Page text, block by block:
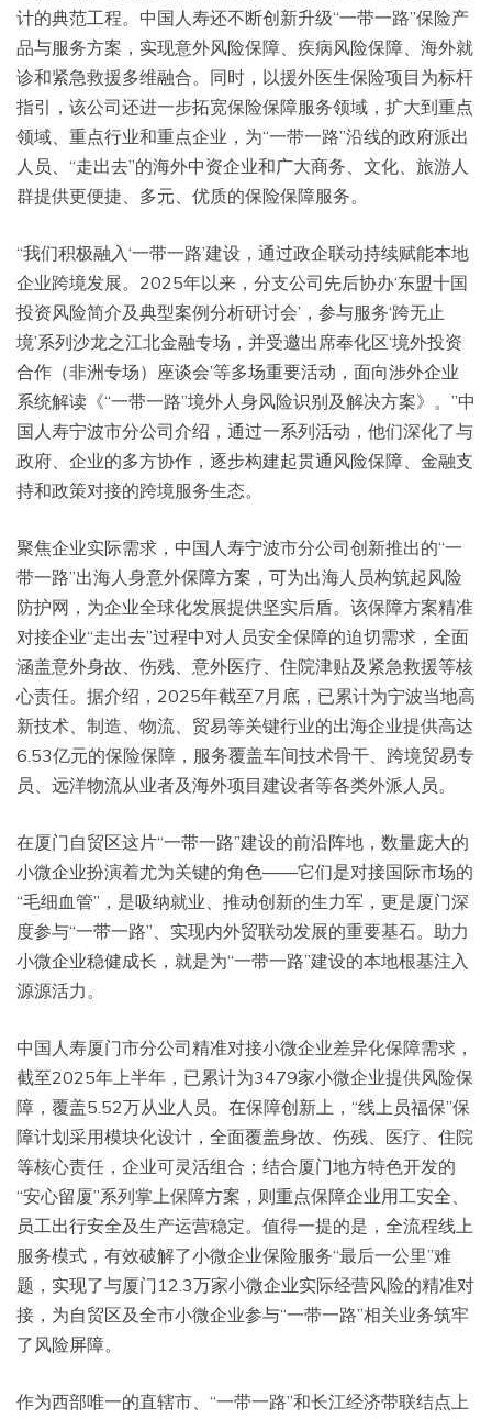
计的典范工程。中国人寿还不断创新升级“一带一路”保险产
品与服务方案，实现意外风险保障、疾病风险保障、海外就
诊和紧急救援多维融合。同时，以援外医生保险项目为标杆
指引，该公司还进一步拓宽保险保障服务领域，扩大到重点
领域、重点行业和重点企业，为“一带一路”沿线的政府派出
人员、“走出去”的海外中资企业和广大商务、文化、旅游人
群提供更便捷、多元、优质的保险保障服务。
“我们积极融入‘一带一路’建设，通过政企联动持续赋能本地
企业跨境发展。2025年以来，分支公司先后协办‘东盟十国
投资风险简介及典型案例分析研讨会’，参与服务‘跨无止
境’系列沙龙之江北金融专场，并受邀出席奉化区‘境外投资
合作（非洲专场）座谈会’等多场重要活动，面向涉外企业
系统解读《“一带一路”境外人身风险识别及解决方案》。”中
国人寿宁波市分公司介绍，通过一系列活动，他们深化了与
政府、企业的多方协作，逐步构建起贯通风险保障、金融支
持和政策对接的跨境服务生态。
聚焦企业实际需求，中国人寿宁波市分公司创新推出的“一
带一路”出海人身意外保障方案，可为出海人员构筑起风险
防护网，为企业全球化发展提供坚实后盾。该保障方案精准
对接企业“走出去”过程中对人员安全保障的迫切需求，全面
涵盖意外身故、伤残、意外医疗、住院津贴及紧急救援等核
心责任。据介绍，2025年截至7月底，已累计为宁波当地高
新技术、制造、物流、贸易等关键行业的出海企业提供高达
6.53亿元的保险保障，服务覆盖车间技术骨干、跨境贸易专
员、远洋物流从业者及海外项目建设者等各类外派人员。
在厦门自贸区这片“一带一路”建设的前沿阵地，数量庞大的
小微企业扮演着尤为关键的角色——它们是对接国际市场的
“毛细血管”，是吸纳就业、推动创新的生力军，更是厦门深
度参与“一带一路”、实现内外贸联动发展的重要基石。助力
小微企业稳健成长，就是为“一带一路”建设的本地根基注入
源源活力。
中国人寿厦门市分公司精准对接小微企业差异化保障需求，
截至2025年上半年，已累计为3479家小微企业提供风险保
障，覆盖5.52万从业人员。在保障创新上，“线上员福保”保
障计划采用模块化设计，全面覆盖身故、伤残、医疗、住院
等核心责任，企业可灵活组合；结合厦门地方特色开发的
“安心留厦”系列掌上保障方案，则重点保障企业用工安全、
员工出行安全及生产运营稳定。值得一提的是，全流程线上
服务模式，有效破解了小微企业保险服务“最后一公里”难
题，实现了与厦门12.3万家小微企业实际经营风险的精准对
接，为自贸区及全市小微企业参与“一带一路”相关业务筑牢
了风险屏障。
作为西部唯一的直辖市、“一带一路”和长江经济带联结点上